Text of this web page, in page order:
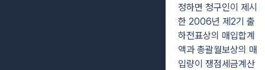
정하면 청구인이 제시
한 2006년 제2기 출
하전표상의 매입합계
액과 총괄월보상의 매
입량이 쟁점세금계산